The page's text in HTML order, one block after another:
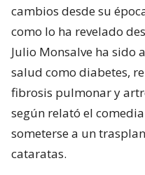
cambios desde su
como lo ha revelado
Julio Monsalve ha sido
salud como diabetes,
fibrosis pulmonar y
según relató el
someterse a un
cataratas.